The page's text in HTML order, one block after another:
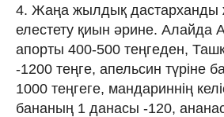
4. Жаңа жылдық дастарханды
елестету қиын әрине. Алайда
апорты 400-500 теңгеден,
-1200 теңге, апельсин түріне
1000 теңгеге, мандариннің
бананың 1 данасы -120,